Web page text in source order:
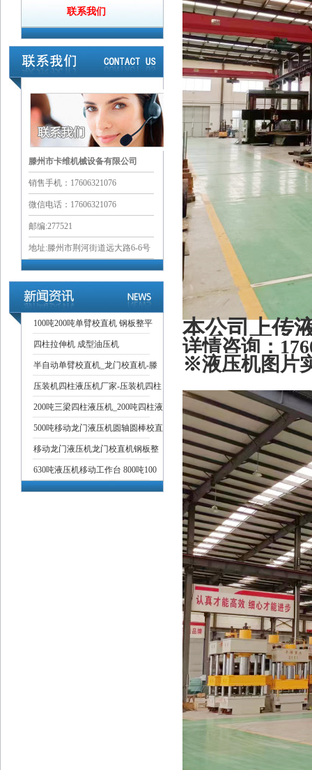
联系我们
滕州市卡维机械设备有限公司
销售手机：17606321076
微信电话：17606321076
邮编:277521
地址:滕州市荆河街道远大路6-6号
100吨200吨单臂校直机 钢板整平
四柱拉伸机 成型油压机
半自动单臂校直机_龙门校直机-滕
压装机四柱液压机厂家-压装机四柱
200吨三梁四柱液压机_200吨四柱液
500吨移动龙门液压机圆轴圆棒校直
移动龙门液压机龙门校直机钢板整
630吨液压机移动工作台 800吨100
本公司上传
详情咨询：
※液压机图片